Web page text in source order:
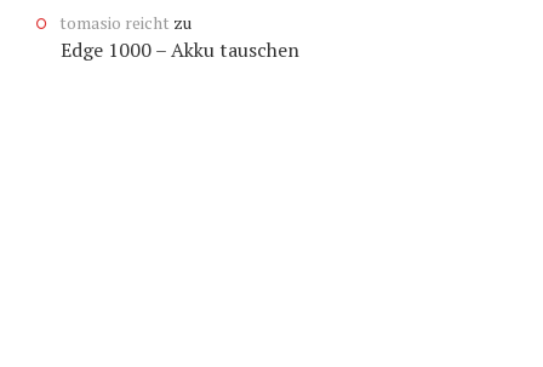
tomasio reicht zu
Edge 1000 – Akku tauschen